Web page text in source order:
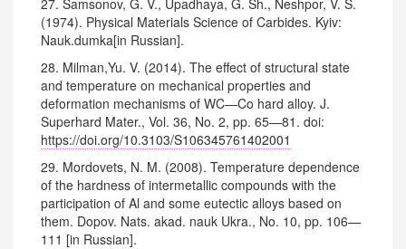
(1974). Physical Materials Science of Carbides. Kyiv:
Nauk.dumka[in Russian].
28. Milman,Yu. V. (2014). The effect of structural state
and temperature on mechanical properties and
deformation mechanisms of WC—Co hard alloy. J.
Superhard Mater., Vol. 36, No. 2, pp. 65—81. doi:
https://doi.org/10.3103/S106345761402001
29. Mordovets, N. M. (2008). Temperature dependence
of the hardness of intermetallic compounds with the
participation of Al and some eutectic alloys based on
them. Dopov. Nats. akad. nauk Ukra., No. 10, pp. 106—
111 [in Russian].